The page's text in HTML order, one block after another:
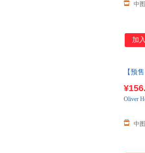
中
加
【预
中
Oliver